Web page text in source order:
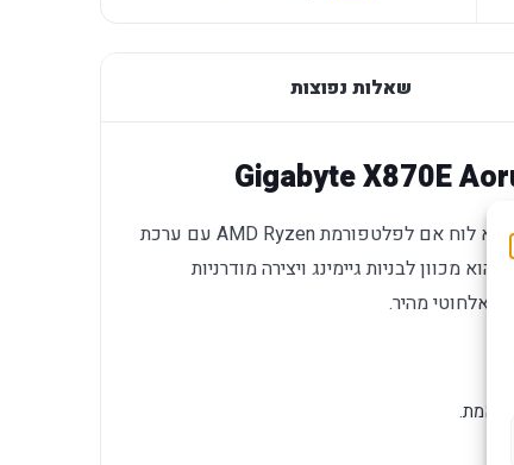
שאלות נפוצות
Gigabyte X870E AORUS PRO WIFI7 DDR5 הוא לוח אם לפלטפורמת AMD Ryzen עם ערכת
שבבים X870E, זיכרון DDR5 וקישוריות Wi-Fi 7. הוא מכוון לבניות גיימינג ויצירה מודרניות